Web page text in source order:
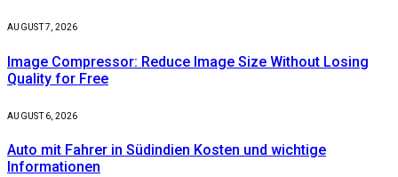
AUGUST 7, 2026
Image Compressor: Reduce Image Size Without Losing
Quality for Free
AUGUST 6, 2026
Auto mit Fahrer in Südindien Kosten und wichtige
Informationen